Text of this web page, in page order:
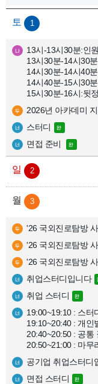
년
연
행
사
목
록
1
13시-13시30분:인
13시30분-14시30
14시30분-14시40
14시40분-15시30
15시30분-16시:뒷
2026년 아카데미
스터디
면접 준비
2
3
'26 국외진로탐방
'26 국외진로탐방
'26 국외진로탐방
취업스터디입니다
취업 스터디
19:00~19:10 : 스터
19:10~20:40 : 개인
20:40~20:50 : 공통
20:50~21:00 : 마무
공기업 취업스터디
면접 스터디